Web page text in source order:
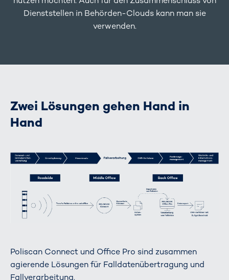
Dienststellen in Behörden-Clouds kann man sie
verwenden.
Zwei Lösungen gehen Hand in
Hand
Poliscan Connect und Office Pro sind zusammen
agierende Lösungen für Falldatenübertragung und
Fallverarbeitung.